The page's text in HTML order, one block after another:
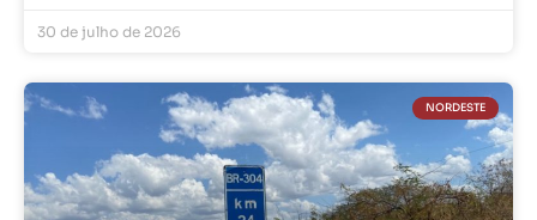
30 de julho de 2026
NORDESTE